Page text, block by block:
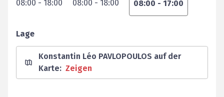
08:00 - 18:00
08:00 - 18:00
08:00 - 17:00
Lage
Konstantin Léo PAVLOPOULOS auf der
Karte: Zeigen